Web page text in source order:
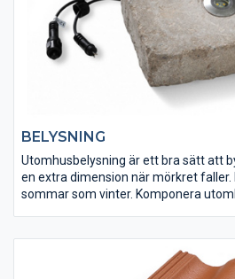
BELYSNING
Utomhusbelysning är ett bra sätt att
en extra dimension när mörkret faller.
sommar som vinter. Komponera